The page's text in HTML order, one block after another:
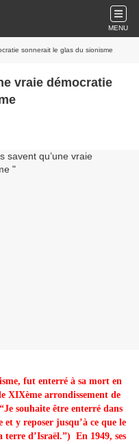
MENU
sonnerait le glas du sionisme
vraie démocratie
fut enterré à sa mort en
XIXème arrondissement de
souhaite être enterré dans
y reposer jusqu’à ce que le
d’Israël.”) En 1949, ses